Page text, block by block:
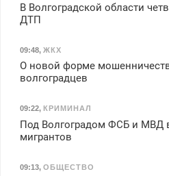
В Волгоградской области
ДТП
09:48, ЖКХ
О новой форме
волгоградцев
09:22, КРИМИНАЛ
Под Волгоградом ФСБ и МВД
мигрантов
09:13, ОБЩЕСТВО